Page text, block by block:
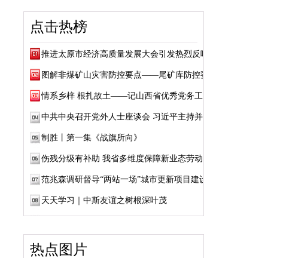
点击热榜
推进太原市经济高质量发展大会引发热烈反响
图解非煤矿山灾害防控要点——尾矿库防控要点
情系乡梓 根扎故土——记山西省优秀党务工作...
中共中央召开党外人士座谈会 习近平主持并发...
制胜丨第一集《战旗所向》
伤残分级有补助 我省多维度保障新业态劳动者...
范兆森调研督导“两站一场”城市更新项目建设
天天学习｜中斯友谊之树根深叶茂
热点图片